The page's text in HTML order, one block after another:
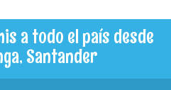
a todo el país desde
Santander